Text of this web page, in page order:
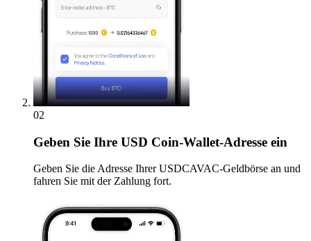
02
Geben Sie Ihre USD Coin-Wallet-Adresse ein
Geben Sie die Adresse Ihrer USDCAVAC-Geldbörse an und
fahren Sie mit der Zahlung fort.